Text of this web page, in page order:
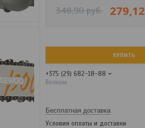
348,90руб. 279,12
КУПИТЬ
+375 (29) 682-18-88
Велком
Бесплатная доставка
Условия оплаты и доставки